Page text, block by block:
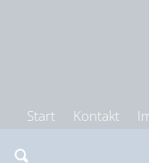
Start Kontakt